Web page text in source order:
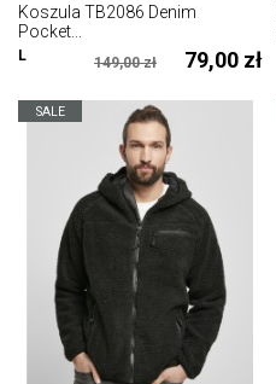
Koszula TB2086 Denim
Pocket...
79,00 zł
149,00 zł
L
SALE